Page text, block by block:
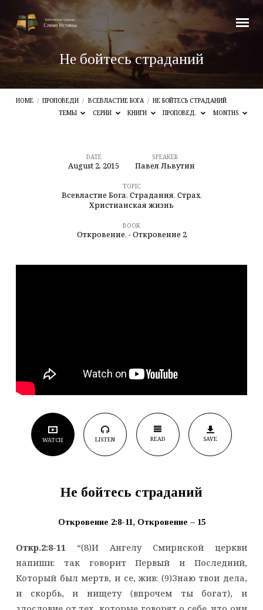
Не бойтесь страданий
HOME / ПРОПОВЕДИ / ВСЕВЛАСТИЕ БОГА / НЕ БОЙТЕСЬ СТРАДАНИЙ
ТЕМЫ
СЕРИИ КНИГИ ПРОПОВЕД. MONTHS
бойтесь
страданий
DATE
August 2, 2015
SPEAKER
Павел Львутин
TOPIC
Всевластие Бога, Страдания, Страх,
Христианская жизнь
BOOK
Откровение, - Откровение 2
WATCH LISTEN READ SAVE
Не бойтесь страданий
Откровение 2:8-11, Откровение – 15
Откр.2:8-11“(8)И Ангелу Смирнской церкви
напиши: так говорит Первый и Последний,
Который был мертв, и се, жив: (9)Знаю твои дела,
и скорбь, и нищету (впрочем ты богат), и